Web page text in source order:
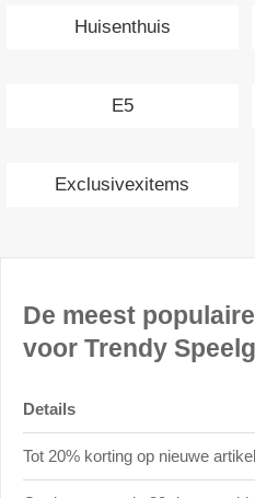
Huisenthuis
E5
Exclusivexitems
De meest
voor Trendy
Details
Tot 20% korting op nieuwe